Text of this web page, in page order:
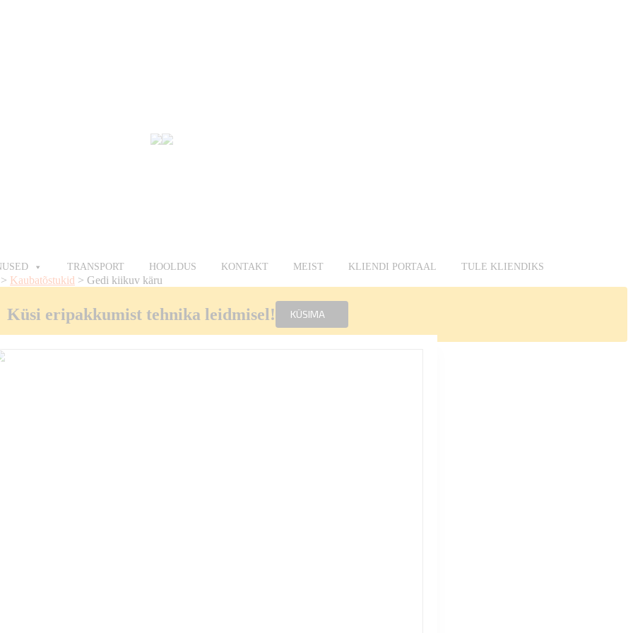
TRANSPORT HOOLDUS KONTAKT MEIST KLIENDI PORTAAL TULE KLIENDIKS
> Kaubatõstukid > Gedi kiikuv käru
Küsi eripakkumist tehnika leidmisel! KÜSIMA